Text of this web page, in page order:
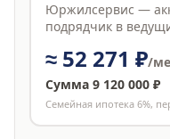
Юржилсервис —
подрядчик в
≈ 52 271 ₽/
Сумма 9 120 000 ₽
Семейная ипотека 6%,